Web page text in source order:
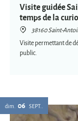
Visite guidée
temps de la
38160 Saint-
Visite permettant de
public.
dim. 06 SEPT.